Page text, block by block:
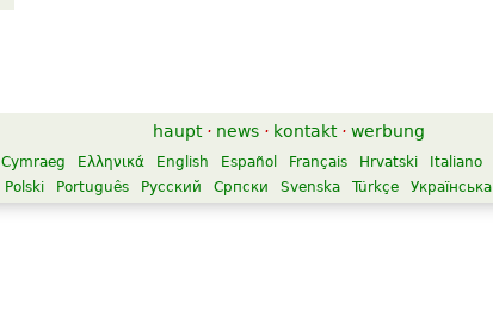
haupt · news · kontakt · werbung
Cymraeg Ελληνικά English Español Français Hrvatski Italiano
Polski
Português Русский Српски Svenska Türkçe Українська